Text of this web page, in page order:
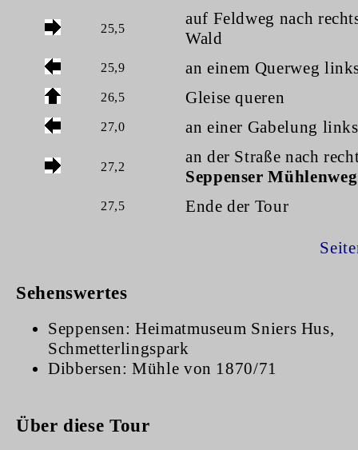
25,5
auf Feldweg nach
Wald
25,9 an einem Querweg
26,5 Gleise queren
27,0 an einer Gabelung links
27,2
an der Straße nach
Seppenser Mühlenweg
27,5 Ende der Tour
Sehenswertes
Seppensen: Heimatmuseum Sniers Hus,
Schmetterlingspark
Dibbersen: Mühle von 1870/71
Über diese Tour